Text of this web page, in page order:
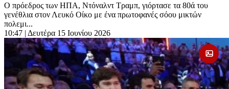
Ο πρόεδρος των ΗΠΑ, Ντόναλντ Τραμπ, γιόρτασε τα 80ά του
γενέθλια στον Λευκό Οίκο με ένα πρωτοφανές σόου μικτών
πολεμι...
10:47 | Δευτέρα 15 Ιουνίου 2026